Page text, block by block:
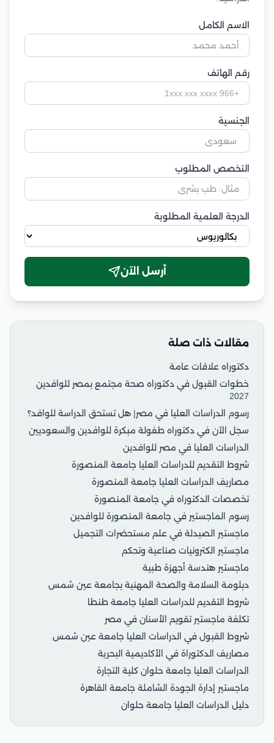
الاسم الكامل
رقم الهاتف
الجنسية
التخصص المطلوب
الدرجة العلمية المطلوبة
أرسل الآن
مقالات ذات صلة
دكتوراه علاقات عامة
خطوات القبول في دكتوراه صحة مجتمع بمصر للوافدين
2027
رسوم الدراسات العليا في مصر| هل تستحق الدراسة للوافد؟
سجل الآن في دكتوراه طفولة مبكرة للوافدين والسعوديين
الدراسات العليا في مصر للوافدين
شروط التقديم للدراسات العليا جامعة المنصورة
مصاريف الدراسات العليا جامعة المنصورة
تخصصات الدكتوراه في جامعة المنصورة
رسوم الماجستير في جامعة المنصورة للوافدين
ماجستير الصيدلة في علم مستحضرات التجميل
ماجستير الكترونيات صناعية وتحكم
ماجستير هندسة أجهزة طبية
دبلومة السلامة والصحة المهنية بجامعة عين شمس
شروط التقديم للدراسات العليا جامعة طنطا
تكلفة ماجستير تقويم الأسنان في مصر
شروط القبول في الدراسات العليا جامعة عين شمس
مصاريف الدكتوراة في الأكاديمية البحرية
الدراسات العليا جامعة حلوان كلية التجارة
ماجستير إدارة الجودة الشاملة جامعة القاهرة
دليل الدراسات العليا جامعة حلوان